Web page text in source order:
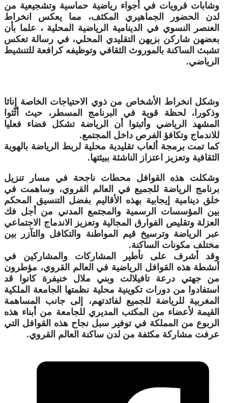
وشابات قرويات في أجواء رياضية حماسية وتشجيعية من
لدن الحضور الجماهيري المكثف، مما يعكس انخراط
العنصر النسوي في الدينامية الرياضية المحلية ، علما بأن
بعضهن شاركن بزيهن التقليدي المحلي، في رسالة تعكس
تشبث الساكنة بالموروث الثقافي وتوظيفه كرافعة للتنشيط
الرياضي.
وشكل انخراط الأشخاص من ذوي الاحتياجات الخاصة إناثا
وذكورا، لحظة قوية في البرنامج المسطر، حيث أثّثوا
المشهد الرياضي وأثبتوا أن الرياضة تشكل فضاء فعليا
للاندماج وتكافؤ الفرص داخل المجتمع.
كما تمت برمجة ألعاب تقليدية محلية لربط الرياضة بالهوية
الثقافية وتعزيز اعتزاز الناشئة ببيئتها.
وشكلت هذه القوافل محطات ناجحة في مسار تنزيل
برنامج الرياضة للجميع في العالم القروي، وساهمت في
خلق دينامية إيجابية بهذه الأقاليم بفضل التنسيق المحكم
بين المؤسسات الرسمية والمجتمع المدني من أجل فك
العزلة وتقليص الفوارق المجالية وتعزيز الاندماج الاجتماعي
عبر الرياضة وترسيخ قيم المواطنة والتكافل والتآزر بين
مختلف مكونات الساكنة.
وقد أشرف على تأطير المشاركات والمشاركين في
أنشطة هذه القوافل الرياضية في العالم القروي، مؤطرون
من جهتي درعة تافيلالت وبني ملال خنيفرة كانوا قد
استفادوا من دورات تكوينية محلية نظمتها الجامعة الملكية
المغربية للرياضة للجميع لفائدتهم، إلى جانب المساهمة
القيمة لأعضاء من المكتب المديري للجامعة من أبناء هذه
الربوع من المملكة في توفير سبل نجاح هذه القوافل التي
عرفت مشاركة مكثفة من لدن ساكنة العالم القروي.